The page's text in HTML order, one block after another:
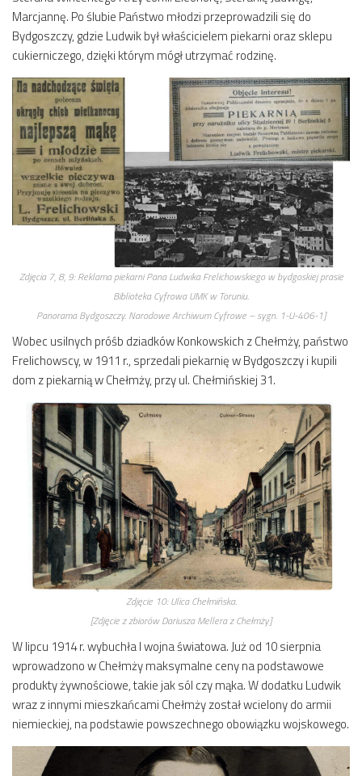
Marcjannę. Po ślubie Państwo młodzi przeprowadzili się do
Bydgoszczy, gdzie Ludwik był właścicielem piekarni oraz sklepu
cukierniczego, dzięki którym mógł utrzymać rodzinę.
Zdjęcia 7, 8, 9:Reklama piekarni Pana Ludwika Frelichowskiego w bydgoskiej prasie
Biblioteka Cyfrowa UMK w Toruniu.
Panorama Bydgoszczy. Narodowe Archiwum Cyfrowe – sygn. 1-U-406-1]
Wobec usilnych próśb dziadków Konkowskich z Chełmży, państwo
Frelichowscy, w 1911 r., sprzedali piekarnię w Bydgoszczy i kupili
dom z piekarnią w Chełmży, przy ul. Chełmińskiej 31.
Zdjęcie 10:Ulica Chełmińska.
[Zdjęcie z zbiorów Dariusza Mellera z Chełmży]
W lipcu 1914 r. wybuchła I wojna światowa. Już od 10 sierpnia
wprowadzono w Chełmży maksymalne ceny na podstawowe
produkty żywnościowe, takie jak sól czy mąka. W dodatku Ludwik
wraz z innymi mieszkańcami Chełmży został wcielony do armii
niemieckiej, na podstawie powszechnego obowiązku wojskowego.